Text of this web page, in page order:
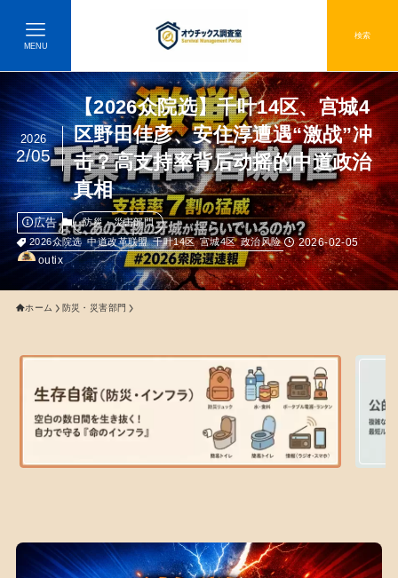
検索
MENU
【2026众院选】千叶14区、宫城4
区野田佳彦、安住淳遭遇“激战”冲
击？高支持率背后动摇的中道政治
真相
2026
2/05
広告
防災・災害部門
2026众院选 中道改革联盟 千叶14区 宫城4区 政治风险
2026-02-05
outix
ホーム 防災・災害部門